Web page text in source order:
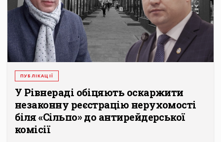
ПУБЛІКАЦІЇ
У Рівнераді обіцяють оскаржити
незаконну реєстрацію нерухомості
біля «Сільпо» до антирейдерської
комісії